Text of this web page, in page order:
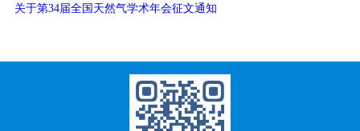
关于第34届全国天然气学术年会征文通知